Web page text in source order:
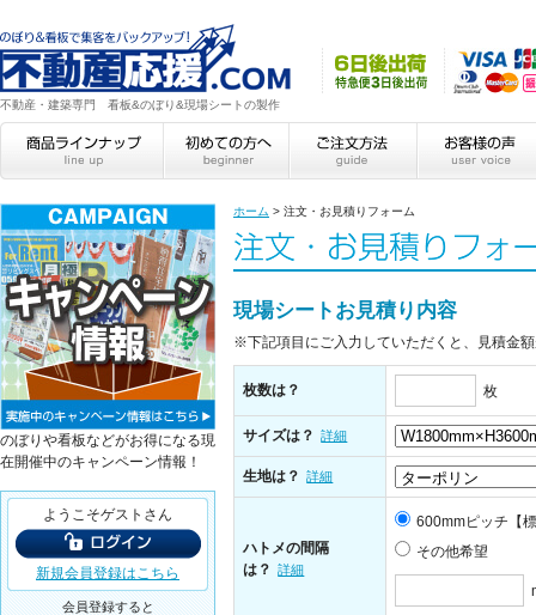
不動産・建築専門 看板&のぼり&現場シートの製作
ホーム > 注文・お見積りフォーム
現場シートお見積り内容
※下記項目にご入力していただくと、見積金
枚数は？ 枚
サイズは？ 詳細
生地は？ 詳細
ハトメの間隔
は？
詳細
600mmピッチ【
その他希望
のぼりや看板などがお得になる現
在開催中のキャンペーン情報！
ようこそゲストさん
新規会員登録はこちら
会員登録すると